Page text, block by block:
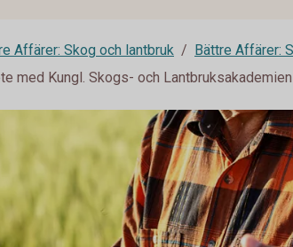
Affärer: Skog och lantbruk
Bättre Affärer:
med Kungl. Skogs- och Lantbruksakademien